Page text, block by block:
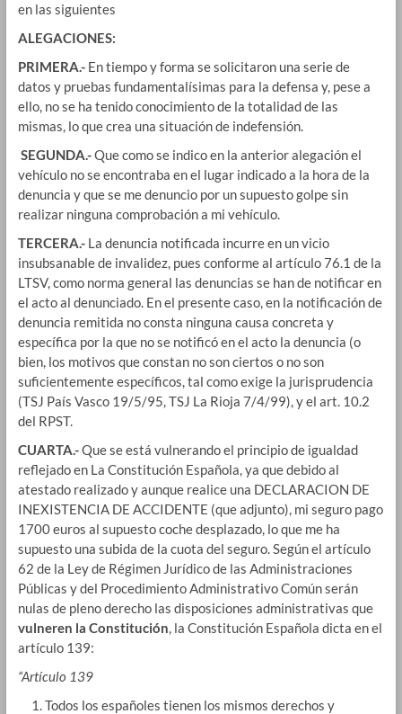
en las siguientes
ALEGACIONES:
PRIMERA.-En tiempo y forma se solicitaron una serie de
datos y pruebas fundamentalísimas para la defensa y, pese a
ello, no se ha tenido conocimiento de la totalidad de las
mismas, lo que crea una situación de indefensión.
SEGUNDA.-Que como se indico en la anterior alegación el
vehículo no se encontraba en el lugar indicado a la hora de la
denuncia y que se me denuncio por un supuesto golpe sin
realizar ninguna comprobación a mi vehículo.
TERCERA.-La denuncia notificada incurre en un vicio
insubsanable de invalidez, pues conforme al artículo 76.1 de la
LTSV, como norma general las denuncias se han de notificar en
el acto al denunciado. En el presente caso, en la notificación de
denuncia remitida no consta ninguna causa concreta y
específica por la que no se notificó en el acto la denuncia (o
bien, los motivos que constan no son ciertos o no son
suficientemente específicos, tal como exige la jurisprudencia
(TSJ País Vasco 19/5/95, TSJ La Rioja 7/4/99), y el art. 10.2
del RPST.
CUARTA.-Que se está vulnerando el principio de igualdad
reflejado en La Constitución Española, ya que debido al
atestado realizado y aunque realice una DECLARACION DE
INEXISTENCIA DE ACCIDENTE (que adjunto), mi seguro pago
1700 euros al supuesto coche desplazado, lo que me ha
supuesto una subida de la cuota del seguro. Según el artículo
62 de la Ley de Régimen Jurídico de las Administraciones
Públicas y del Procedimiento Administrativo Común serán
nulas de pleno derecho las disposiciones administrativas que
vulneren la Constitución, la Constitución Española dicta en el
artículo 139:
“Artículo 139
Todos los españoles tienen los mismos derechos y